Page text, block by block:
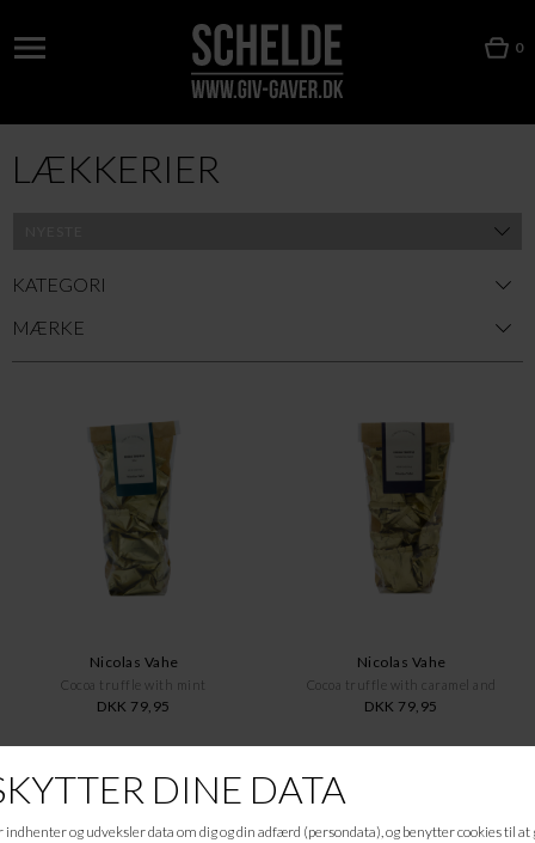
0
LÆKKERIER
KATEGORI
MÆRKE
Nicolas Vahe
Cocoa truffle with mint
DKK 79,95
Nicolas Vahe
Cocoa truffle with caramel and
DKK 79,95